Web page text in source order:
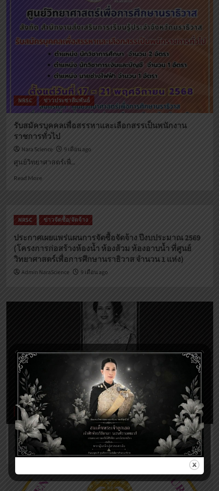
ชื่อ
ผู้
มี
เข้า
การ
สรรหา
เลือกสรร
เป็น
พนักงาน
ทั่วไป
NRSC ข่าวประชาสัมพันธ์
รับสมัครบุคคลเพื่อสรรหาและเลือกสรรเป็นพนักงาน
ราชการทั่วไป
Nara Science
9 เดือน ago
ศูนย์วิทยาศาสตร์เพื่...
Read MoreRead
สมัคร
บุคคล
สรรหา
และ
เลือกสรร
เป็น
NRSC ข่าวจัดซื้อ/จัดจ้าง
ประกาศเผยแพร่แผนการจัดซื้อจัดจ้าง ปีงบประมาณ 2569
(โครงการก่อสร้างห้องน้ำ ห้องส้วม ห้องอาบน้ำ ที่ศูนย์
วิทยาศาสตร์เพื่อการศึกษานราธิวาส จำนวน 1 แห่ง)
Admin NaraScience 9 เดือน ago
NRSC ข่าวกิจกรรมศูนย์ฯ
พระราชกรณียกิจของ พระบรมราชชนนีพันปีหลวง
Voratuch Manee 10 เดือน ago